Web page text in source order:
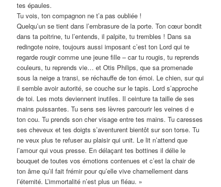
tes épaules.
Tu vois, ton compagnon ne t’a pas oubliée !
Quelqu’un se tient dans l’embrasure de la porte. Ton cœur bondit
dans ta poitrine, tu l’entends, il palpite, tu trembles ! Dans sa
redingote noire, toujours aussi imposant c’est ton Lord qui te
regarde rougir comme une jeune fille – car tu rougis, tu reprends
couleurs, tu reprends vie… et Otis Philips, que sa promenade
sous la neige a transi, se réchauffe de ton émoi. Le chien, sur qui
il semble avoir autorité, se couche sur le tapis. Lord s’approche
de toi. Les mots deviennent inutiles. Il ceinture ta taille de ses
mains puissantes. Tu sens ses lèvres parcourir les veines d e
ton cou. Tu prends son cher visage entre tes mains. Tu caresses
ses cheveux et tes doigts s’aventurent bientôt sur son torse. Tu
ne veux plus te refuser au plaisir qui unit. Le lit n’attend que
l’amour qui vous presse. En délaçant tes bottines il délie le
bouquet de toutes vos émotions contenues et c’est la chair de
ton âme qu’il fait frémir pour qu’elle vive charnellement dans
l’éternité. L’immortalité n’est plus un fléau. »